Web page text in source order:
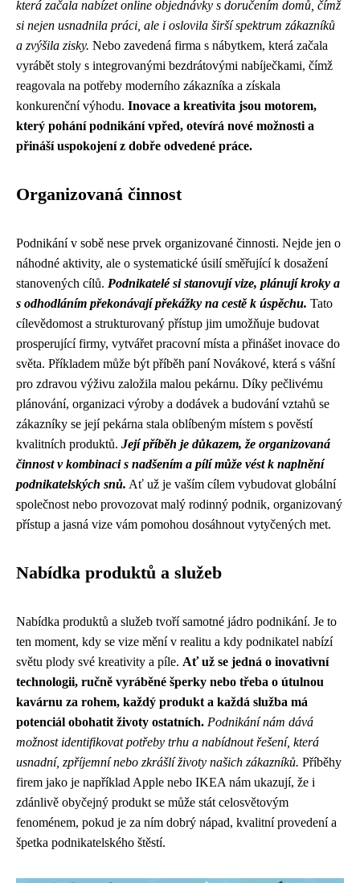
která začala nabízet online objednávky s doručením domů, čímž
si nejen usnadnila práci, ale i oslovila širší spektrum zákazníků
a zvýšila zisky. Nebo zavedená firma s nábytkem, která začala
vyrábět stoly s integrovanými bezdrátovými nabíječkami, čímž
reagovala na potřeby moderního zákazníka a získala
konkurenční výhodu. Inovace a kreativita jsou motorem,
který pohání podnikání vpřed, otevírá nové možnosti a
přináší uspokojení z dobře odvedené práce.
Organizovaná činnost
Podnikání v sobě nese prvek organizované činnosti. Nejde jen o
náhodné aktivity, ale o systematické úsilí směřující k dosažení
stanovených cílů. Podnikatelé si stanovují vize, plánují kroky a
s odhodláním překonávají překážky na cestě k úspěchu. Tato
cílevědomost a strukturovaný přístup jim umožňuje budovat
prosperující firmy, vytvářet pracovní místa a přinášet inovace do
světa. Příkladem může být příběh paní Novákové, která s vášní
pro zdravou výživu založila malou pekárnu. Díky pečlivému
plánování, organizaci výroby a dodávek a budování vztahů se
zákazníky se její pekárna stala oblíbeným místem s pověstí
kvalitních produktů. Její příběh je důkazem, že organizovaná
činnost v kombinaci s nadšením a pílí může vést k naplnění
podnikatelských snů. Ať už je vaším cílem vybudovat globální
společnost nebo provozovat malý rodinný podnik, organizovaný
přístup a jasná vize vám pomohou dosáhnout vytyčených met.
Nabídka produktů a služeb
Nabídka produktů a služeb tvoří samotné jádro podnikání. Je to
ten moment, kdy se vize mění v realitu a kdy podnikatel nabízí
světu plody své kreativity a píle. Ať už se jedná o inovativní
technologii, ručně vyráběné šperky nebo třeba o útulnou
kavárnu za rohem, každý produkt a každá služba má
potenciál obohatit životy ostatních. Podnikání nám dává
možnost identifikovat potřeby trhu a nabídnout řešení, která
usnadní, zpříjemní nebo zkrášlí životy našich zákazníků. Příběhy
firem jako je například Apple nebo IKEA nám ukazují, že i
zdánlivě obyčejný produkt se může stát celosvětovým
fenoménem, pokud je za ním dobrý nápad, kvalitní provedení a
špetka podnikatelského štěstí.